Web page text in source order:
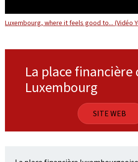
Luxembourg, where it feels good to... (Vidéo
La place financière
Luxembourg
SITE WEB